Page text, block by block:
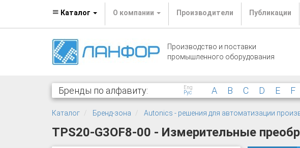
Каталог О компании Производители Публикации
Производство и поставки
промышленного оборудования
Бренды по алфавиту:
Eng
Рус
A B C D E F
Каталог Бренд-зона Autonics - решения для автоматизации
TPS20-G3OF8-00 - Измерительные